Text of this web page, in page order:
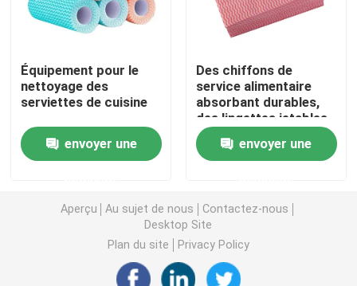
Tissu de nettoyage ménager
Chiffons de nettoyage de Spunlace
Tissu industriel à usage lourd
Essuie-glaces pour les services alimentaires
Seringues de cuisine jetables
Équipement pour le
nettoyage des
serviettes de cuisine
envoyer une
Des chiffons de
service alimentaire
absorbant durables,
des lingettes jetables
pour le traitement des
alimentsenvoyer une
Aperçu Au sujet de nous
Contactez-nous
Desktop Site
Plan du site
Privacy Policy